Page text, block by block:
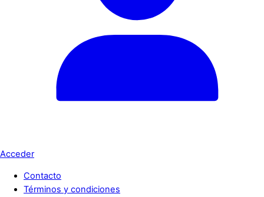
Acceder
Contacto
Términos y condiciones